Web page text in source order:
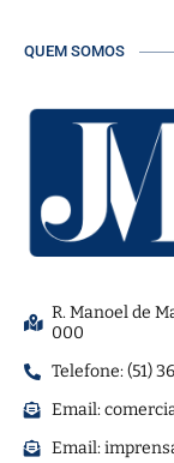
QUEM SOMOS
R. Manoel de
000
Telefone: (51)
Email:
Email: